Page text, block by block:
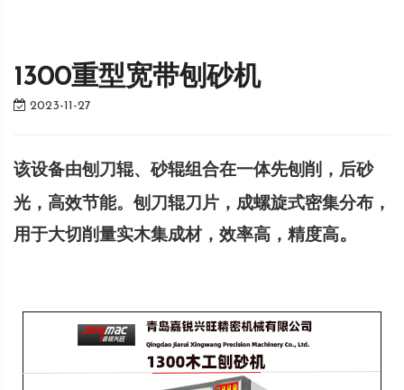
1300重型宽带刨砂机
2023-11-27
该设备由刨 刀辊、砂辊组合在一体先刨削，后砂
光 ，高效节能。 刨刀辊刀片，成螺旋式密集分布，
用于大切削量实木集成材，效率高，精度高。